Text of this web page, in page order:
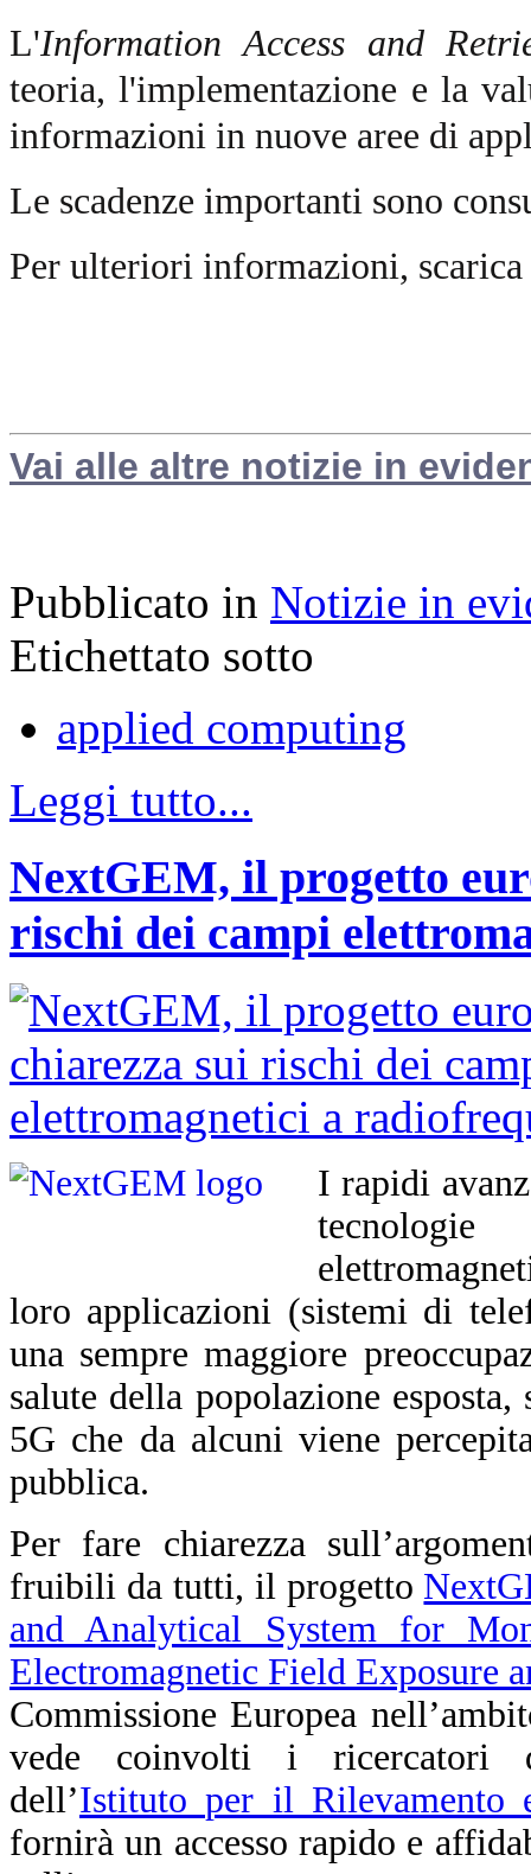
L'Information Access and
teoria, l'implementazione e la
informazioni in nuove aree di
Le scadenze importanti sono
Per ulteriori informazioni,
Vai alle altre notizie in
Pubblicato in Notizie in
Etichettato sotto
applied computing
Leggi tutto...
NextGEM, il progetto
rischi dei campi
I rapidi
loro applicazioni (sistemi di
una sempre maggiore
salute della popolazione
5G che da alcuni viene
pubblica.
Per fare chiarezza
fruibili da tutti, il progetto
and Analytical System for
Electromagnetic Field Exposure
Commissione Europea
vede coinvolti i
dell’Istituto per il Rilevamento
fornirà un accesso rapido e